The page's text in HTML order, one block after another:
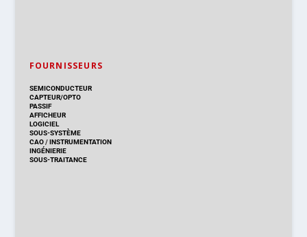
FOURNISSEURS
SEMICONDUCTEUR
CAPTEUR/OPTO
PASSIF
AFFICHEUR
LOGICIEL
SOUS-SYSTÈME
CAO/INSTRUMENTATION
INGÉNIERIE
SOUS-TRAITANCE